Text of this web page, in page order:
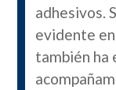
adhesivos.
evidente
también ha